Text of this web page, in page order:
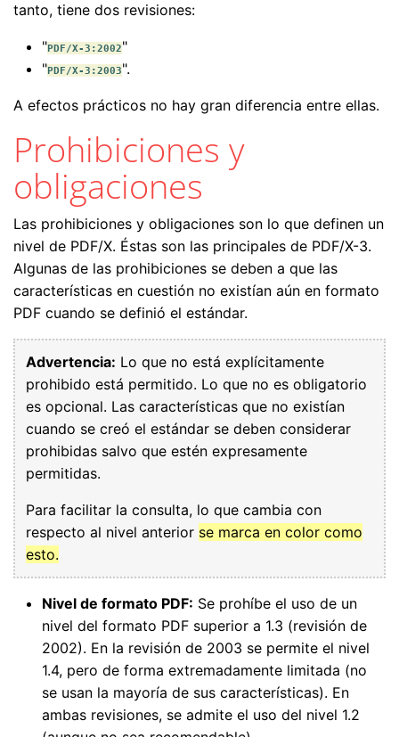
tanto, tiene dos revisiones:
"PDF/X-3:2002"
"PDF/X-3:2003".
A efectos prácticos no hay gran diferencia entre ellas.
Prohibiciones y
obligaciones
Las prohibiciones y obligaciones son lo que definen un
nivel de PDF/X. Éstas son las principales de PDF/X-3.
Algunas de las prohibiciones se deben a que las
características en cuestión no existían aún en formato
PDF cuando se definió el estándar.
Advertencia: Lo que no está explícitamente
prohibido está permitido. Lo que no es obligatorio
es opcional. Las características que no existían
cuando se creó el estándar se deben considerar
prohibidas salvo que estén expresamente
permitidas.
Para facilitar la consulta, lo que cambia con
respecto al nivel anterior se marca en color como
esto.
Nivel de formato PDF: Se prohíbe el uso de un
nivel del formato PDF superior a 1.3 (revisión de
2002). En la revisión de 2003 se permite el nivel
1.4, pero de forma extremadamente limitada (no
se usan la mayoría de sus características). En
ambas revisiones, se admite el uso del nivel 1.2